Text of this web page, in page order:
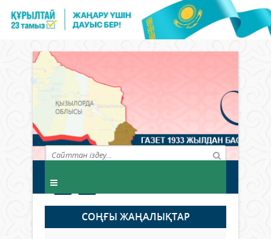
СОҢҒЫ ЖАҢАЛЫҚТАР